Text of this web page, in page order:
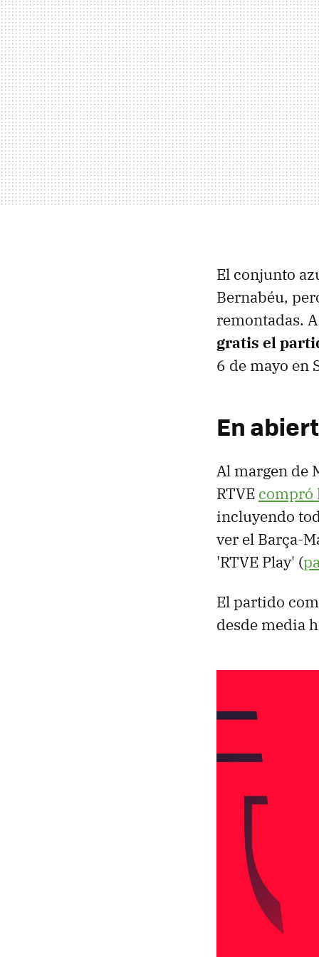
El conjunto
Bernabéu,
remontadas.
gratis el
6 de mayo en
En
Al margen de
RTVE compró
incluyendo
ver el Barça-
'RTVE Play' (
El partido
desde media